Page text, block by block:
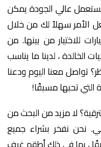
عالي الجودة يمكن
الأمر سهلاً لك من خلال
للاختيار من بينها. من
الخالدة ، لدينا ما يناسب
تواصل معنا اليوم ودعنا
التي تحبها مسبقًا!
لا مزيد من البحث من
نحن نفخر بشراء جميع